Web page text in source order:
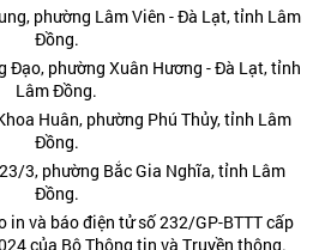
phường Lâm Viên - Đà Lạt, tỉnh Lâm
Đồng.
Đạo, phường Xuân Hương - Đà Lạt, tỉnh
Lâm Đồng.
Huân, phường Phú Thủy, tỉnh Lâm
Đồng.
3, phường Bắc Gia Nghĩa, tỉnh Lâm
Đồng.
in và báo điện tử số 232/GP-BTTT cấp
của Bộ Thông tin và Truyền thông.